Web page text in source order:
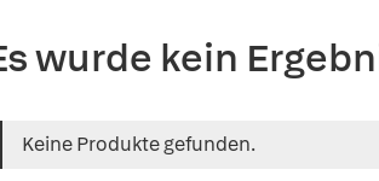
wurde kein
Keine Produkte gefunden.